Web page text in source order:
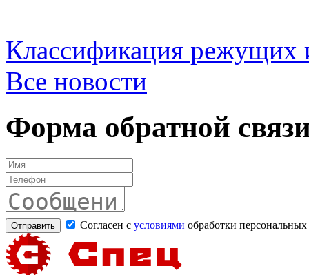
Классификация режущих
Все новости
Форма обратной
Согласен с условиями обработки